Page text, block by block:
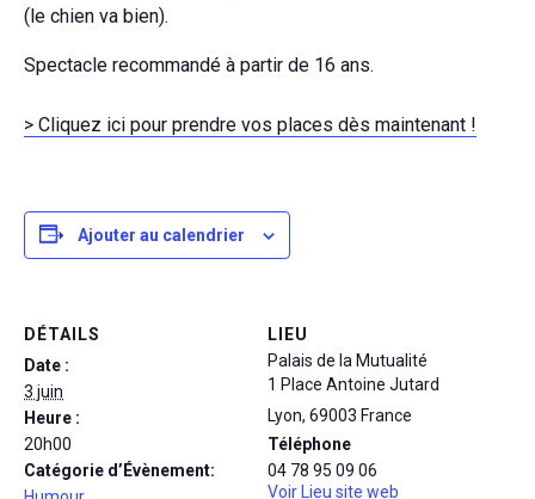
(le chien va bien).
Spectacle recommandé à partir de 16 ans.
> Cliquez ici pour prendre vos places dès maintenant !
Ajouter au calendrier
DÉTAILS
Date :
3 juin
Heure :
20h00
Catégorie d’Évènement:
LIEU
Palais de la Mutualité
1 Place Antoine Jutard
Lyon, 69003 France
Téléphone
04 78 95 09 06
Voir Lieu site web